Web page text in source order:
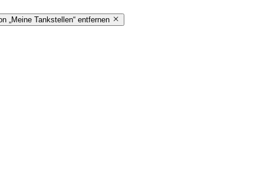
„Meine Tankstellen“ entfernen